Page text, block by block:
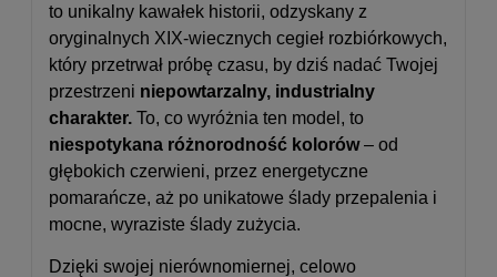
to unikalny kawałek historii, odzyskany z
oryginalnych XIX-wiecznych cegieł rozbiórkowych,
który przetrwał próbę czasu, by dziś nadać Twojej
przestrzeni niepowtarzalny, industrialny
charakter. To, co wyróżnia ten model, to
niespotykana różnorodność kolorów– od
głębokich czerwieni, przez energetyczne
pomarańcze, aż po unikatowe ślady przepalenia i
mocne, wyraziste ślady zużycia.
Dzięki swojej nierównomiernej, celowo